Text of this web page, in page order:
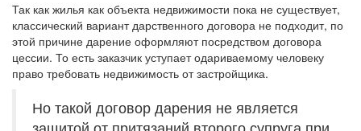
Так как жилья как объекта недвижимости пока не существует,
классический вариант дарственного договора не подходит, по
этой причине дарение оформляют посредством договора
цессии. То есть заказчик уступает одариваемому человеку
право требовать недвижимость от застройщика.
Но такой договор дарения не является